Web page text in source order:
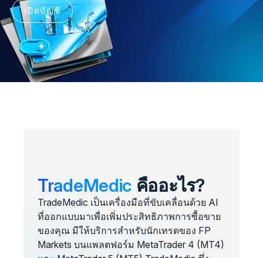
เปิดบัญชี
TradeMedic คืออะไร?
TradeMedic เป็นเครื่องมือที่ขับเคลื่อนด้วย AI
ที่ออกแบบมาเพื่อเพิ่มประสิทธิภาพการซื้อขาย
ของคุณ มีให้บริการสำหรับนักเทรดของ FP
Markets บนแพลตฟอร์ม MetaTrader 4 (MT4)